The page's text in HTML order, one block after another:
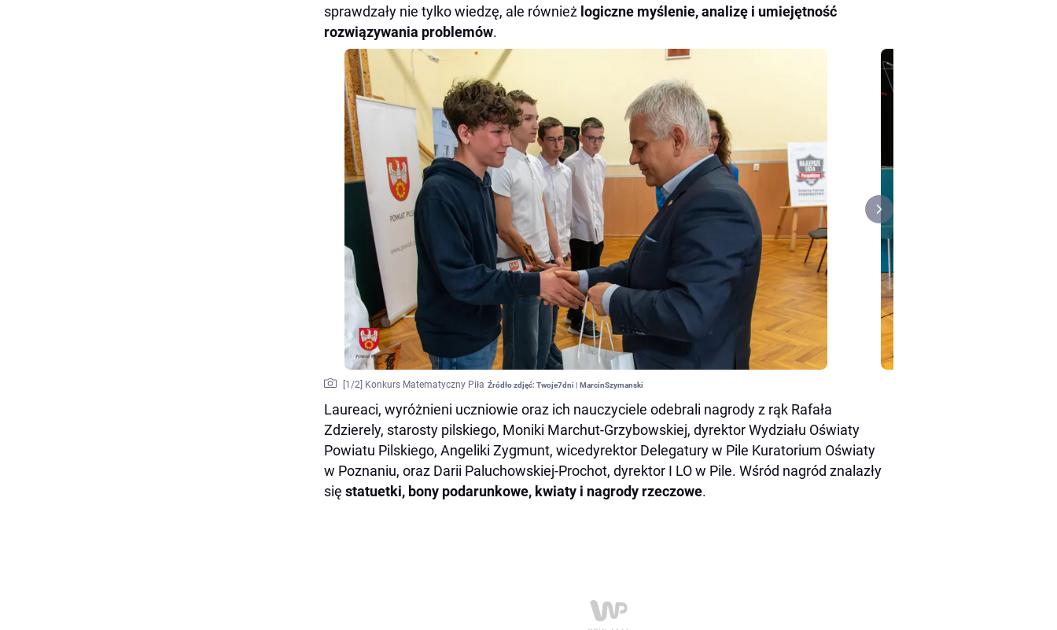
sprawdzały nie tylko wiedzę, ale również logiczne myślenie, analizę i umiejętność
rozwiązywania problemów.
1 /2] Konkurs Matematyczny Piła Źródło zdjęć: Twoje7dni | MarcinSzymanski
Laureaci, wyróżnieni uczniowie oraz ich nauczyciele odebrali nagrody z rąk Rafała
Zdzierely, starosty pilskiego, Moniki Marchut-Grzybowskiej, dyrektor Wydziału Oświaty
Powiatu Pilskiego, Angeliki Zygmunt, wicedyrektor Delegatury w Pile Kuratorium Oświaty
w Poznaniu, oraz Darii Paluchowskiej-Prochot, dyrektor I LO w Pile. Wśród nagród znalazły
się statuetki, bony podarunkowe, kwiaty i nagrody rzeczowe.